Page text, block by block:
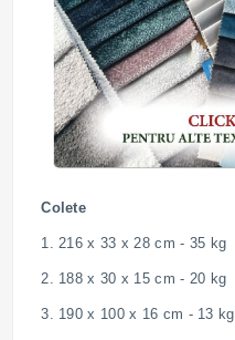
Colete
1. 216 x 33 x 28 cm - 35 kg
2. 188 x 30 x 15 cm - 20 kg
3. 190 x 100 x 16 cm - 13 kg